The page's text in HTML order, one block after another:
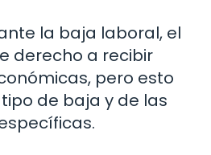
la baja laboral, el
derecho a recibir
pero esto
de baja y de las